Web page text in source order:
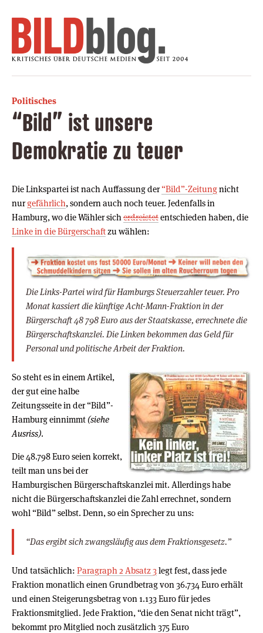
Politisches
“Bild” ist unsere
Demokratie zu teuer
Die Linkspartei ist nach Auffassung der“Bild”-Zeitungnicht
nurgefährlich, sondern auch noch teuer. Jedenfalls in
Hamburg, wo die Wähler sich erdreistetentschieden haben, die
Linke in die Bürgerschaft zu wählen:
Die Links-Partei wird für Hamburgs Steuerzahler teuer. Pro
Monat kassiert die künftige Acht-Mann-Fraktion in der
Bürgerschaft 48 798 Euro aus der Staatskasse, errechnete die
Bürgerschaftskanzlei. Die Linken bekommen das Geld für
Personal und politische Arbeit der Fraktion.
So steht es in einem Artikel,
der gut eine halbe
Zeitungsseite in der “Bild”-
Hamburg einnimmt (siehe
Ausriss).
Die 48.798 Euro seien korrekt,
teilt man uns bei der
Hamburgischen Bürgerschaftskanzlei mit. Allerdings habe
nicht die Bürgerschaftskanzlei die Zahl errechnet, sondern
wohl “Bild” selbst. Denn, so ein Sprecher zu uns:
“Das ergibt sich zwangsläufig aus dem Fraktionsgesetz.”
Und tatsächlich: Paragraph 2 Absatz 3legt fest, dass jede
Fraktion monatlich einen Grundbetrag von 36.734 Euro erhält
und einen Steigerungsbetrag von 1.133 Euro für jedes
Fraktionsmitglied. Jede Fraktion, “die den Senat nicht trägt”,
bekommt pro Mitglied noch zusätzlich 375 Euro